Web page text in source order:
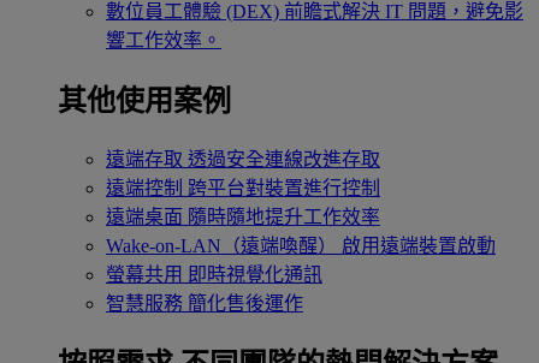
數位員工體驗 (DEX) 前瞻式解決 IT 問題，避免影
響工作效率。
其他使用案例
遠端存取 透過安全連線改進存取
遠端控制 跨平台對裝置進行控制
遠端桌面 隨時隨地提升工作效率
Wake-on-LAN（遠端喚醒）
啟用遠端裝置啟動
螢幕共用 即時視覺化通訊
智慧服務 簡化售後運作